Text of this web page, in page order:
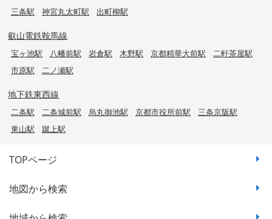
三条駅 神宮丸太町駅 出町柳駅
叡山電鉄鞍馬線
宝ヶ池駅 八幡前駅 岩倉駅 木野駅 京都精華大前駅
二軒茶屋駅
市原駅
二ノ瀬駅
地下鉄東西線
二条駅 二条城前駅 烏丸御池駅 京都市役所前駅
三条京阪駅
東山駅
蹴上駅
TOPページ
地図から検索